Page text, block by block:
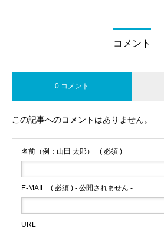
コメント
0 コメント
この記事へのコメントはありません。
名前（例：山田 太郎） ( 必須 )
E-MAIL ( 必須 ) - 公開されません -
URL